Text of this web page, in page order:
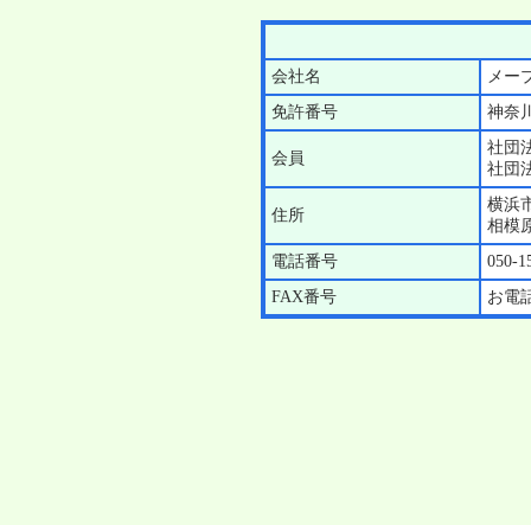
会社名
メー
免許番号
神奈
会員
社団
社団
住所
横浜
相模
電話番号
050-
FAX番号
お電